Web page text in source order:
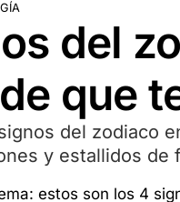
del
que
del zodiaco
y estallidos de